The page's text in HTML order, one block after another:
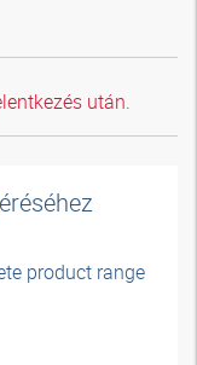
után.
product range